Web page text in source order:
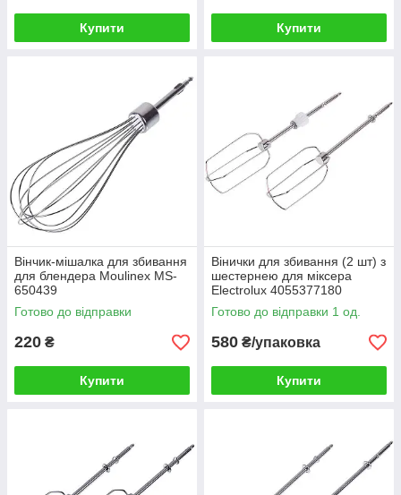
Купити Купити
Вінчик-мішалка для збивання
для блендера Moulinex MS-
650439
Готово до відправки
220 ₴
Купити
Вінички для збивання (2 шт) з
шестернею для міксера
Electrolux 4055377180
Готово до відправки 1 од.
580 ₴/упаковка
Купити